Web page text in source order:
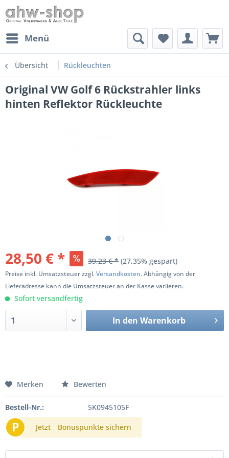
Menü
Übersicht Rückleuchten
Original VW Golf 6 Rückstrahler links
hinten Reflektor Rückleuchte
28,50 € * 39,23 € * (27,35% gespart)
Preise inkl. Umsatzsteuer zzgl.Versandkosten. Abhängig von der
Lieferadresse kann die Umsatzsteuer an der Kasse variieren.
Sofort versandfertig
In den Warenkorb
Merken Bewerten
Bestell-Nr.: 5K0945105F
P Jetzt Bonuspunkte sichern